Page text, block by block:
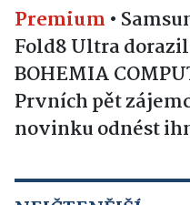
Premium •
Fold8 Ultra
BOHEMIA
Prvních pět
novinku odnést